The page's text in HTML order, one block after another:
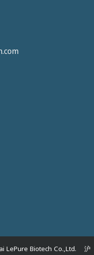
LePure Biotech Co.,Ltd. 沪